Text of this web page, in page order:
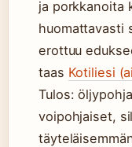
ja porkkanoita
huomattavasti
erottuu
taas Kotiliesi
Tulos:
voipohjaiset,